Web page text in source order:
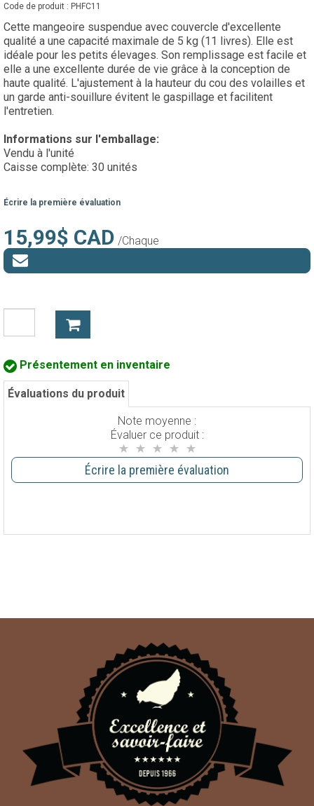
Code de produit : PHFC11
Cette mangeoire suspendue avec couvercle d'excellente
qualité a une capacité maximale de 5 kg (11 livres). Elle est
idéale pour les petits élevages. Son remplissage est facile et
elle a une excellente durée de vie grâce à la conception de
haute qualité. L'ajustement à la hauteur du cou des volailles et
un garde anti-souillure évitent le gaspillage et facilitent
l'entretien.
Informations sur l'emballage:
Vendu à l'unité
Caisse complète: 30 unités
Écrire la première évaluation
15,99$ CAD /Chaque
Présentement en inventaire
Évaluations du produit
Note moyenne :
Évaluer ce produit :
Écrire la première évaluation